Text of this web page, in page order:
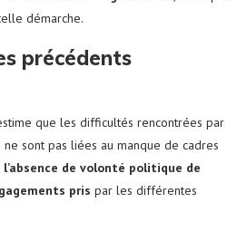
démarche.
précédents
que les difficultés rencontrées par
sont pas liées au manque de cadres
l’absence de volonté politique de
pris par les différentes